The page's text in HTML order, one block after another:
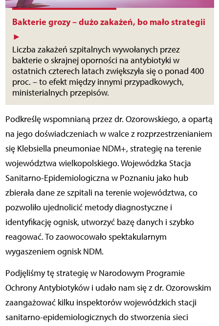
Bakterie grozy – dużo zakażeń, bo mało strategii
►
Liczba zakażeń szpitalnych wywołanych przez
bakterie o skrajnej oporności na antybiotyki w
ostatnich czterech latach zwiększyła się o ponad 400
proc. – to efekt między innymi przypadkowych,
ministerialnych przepisów.
Podkreślę wspomnianą przez dr. Ozorowskiego, a opartą
na jego doświadczeniach w walce z rozprzestrzenianiem
się Klebsiella pneumoniae NDM+, strategię na terenie
województwa wielkopolskiego. Wojewódzka Stacja
Sanitarno-Epidemiologiczna w Poznaniu jako hub
zbierała dane ze szpitali na terenie województwa, co
pozwoliło ujednolicić metody diagnostyczne i
identyfikację ognisk, utworzyć bazę danych i szybko
reagować. To zaowocowało spektakularnym
wygaszeniem ognisk NDM.
Podjęliśmy tę strategię w Narodowym Programie
Ochrony Antybiotyków i udało nam się z dr. Ozorowskim
zaangażować kilku inspektorów wojewódzkich stacji
sanitarno-epidemiologicznych do stworzenia sieci